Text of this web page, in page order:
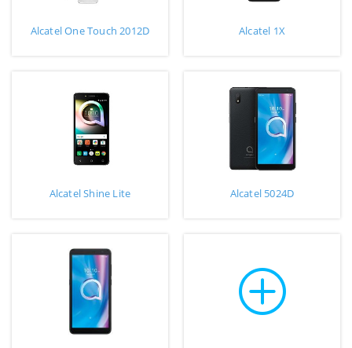
Alcatel One Touch 2012D Alcatel 1X
Alcatel Shine Lite Alcatel 5024D